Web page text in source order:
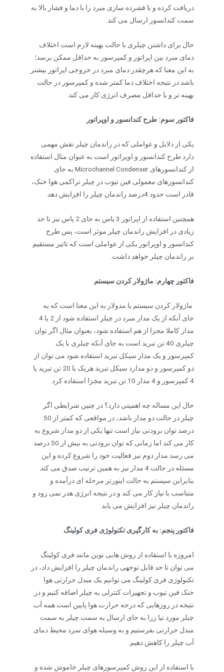
دریافت کرده و با فشرده سازی مبرد را با دما و فشار بالا به
سمت کندانسور ارسال می کند.
حال برای داشتن چیلری با حالت بهینه لازم است اختلاف
دمای مبرد بین اپراتور و کمپرسور به حداقل ممکن برسد؛
به این معنا که هرچقدر دمای مبرد در خروجی اپراتور بیشتر
باشد در نتیجه اختلاف دما کمتر شده و کمپرسور در حالت
بهینه تر و با حداقل مصرف انرژی کار می کند.
فاکتور سوم: طرح کندانسور و اوپراتور
یکی از دلایل و عواملی که در راندمان چیلر نقش مهمی
دارد طرح کندانسور و اوپراتور است به عنوان مثال استفاده
از کندانسورهای Microchannel Condenser به جای
کندانسورهای معمولی فین تیوب در چیلر تراکمی هوا خنک،
قادر است حدود 4درصد راندمان چیلر را افزایش دهد.
همچنین استفاده از اپراتور 3 پاس به جای 2 پاس نیز تا حد
زیادی در افزایش راندمان چیلر موثر است، پس طرح
کندانسور و اوپراتور یکی از عواملی است که تاثیر مستقیم
بر راندمان چیلر خواهد داشت.
فاکتور چهارم: ماژولار کردن سیستم
ماژولار کردن سیستم یا مدولار به این معنا است که به
جای آنکه از یک مدار مبرد در چیلر استفاده شود از 2 یا 4
مدار کاملا مجزا از هم استفاده شود، بعنوان مثال اگر توان
چیلری 40 تن تبرید است به جای آنکه چیلری با یک
کمپرسور و یک مدار سیکل تبرید استفاده شود می توان از
دو کمپرسور و دو مدارد سیکل تبرید هریک با 20 تن تبرید یا
4 کمپرسور و 4 مدار 10 تن تبرید مجزا استفاده کرد.
حال این مساله چه اهمیتی دارد؟ در چنین شرایطی اگر
چیلر در حالت دو مدار باشد، در مواقعی که کمتر از 50
درصد توان برودتی نیاز است تنها یکی از دو مدار شروع به
کار می کند اما زمانی که توان برودتی به بیش از 50 درصد
می رسد مدار دوم نیز فعالیت خود را شروع کرده و این
مسئله در حالت 4 مدار نیز به همین ترتیب صدق می کند
بنابراین سیستم به حالت اینورتر مرحله ای درآمده و
متناسب با نیاز کار می کند و در نتیجه انرژی هدر نمی رود و
راندمان چیلر نیز افزایش می یابد.
فاکتور پنجم: به کارگیری تکنولوژی فری کولینگ
امروزه با استفاده از روش هایی نوین مانند فری کولینگ
می توان تا حد قابل توجهی راندمان چیلر را افزایش داد، در
تکنولوژی فری کولینگ می توانیم یک مبدل حرارتی هوا
خنک فین تیوب و تجهیزات کنترلی به چیلر اضافه کنیم و در
نتیجه در روزهایی که درجه حرارت هوا پایین است همه آب
چیلر مورد نیا زرا به جای ارسال به سمت چیلر به سمت
مبدل حرارتی بفرستیم و به وسیله هوای سرد محیط دمای
آب چیلر را کاهش دهیم.
با استفاده از این روش کمپرسورهای چیلر خاموش شده و